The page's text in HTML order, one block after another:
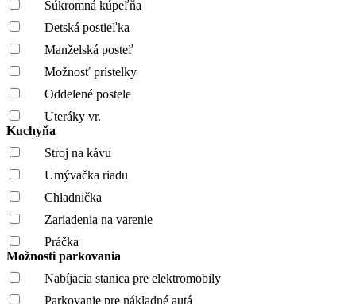
Súkromná kúpeľňa
Detská postieľka
Manželská posteľ
Možnosť prístelky
Oddelené postele
Uteráky vr.
Kuchyňa
Stroj na kávu
Umývačka riadu
Chladnička
Zariadenia na varenie
Práčka
Možnosti parkovania
Nabíjacia stanica pre elektromobily
Parkovanie pre nákladné autá